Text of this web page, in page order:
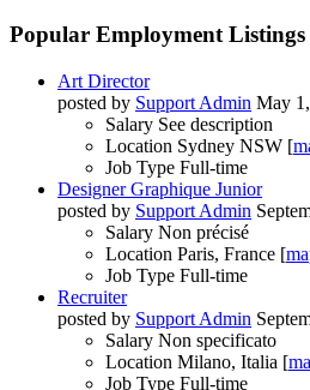
Popular Employment Listings
Art Director
posted by Support Admin May
Salary See description
Location Sydney NSW [
Job Type Full-time
Designer Graphique Junior
posted by Support Admin
Salary Non précisé
Location Paris, France [
Job Type Full-time
Recruiter
posted by Support Admin
Salary Non specificato
Location Milano, Italia [
Job Type Full-time